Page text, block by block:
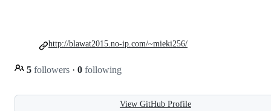
5 followers · 0 following
http://blawat2015.no-ip.com/~mieki256/
View GitHub Profile